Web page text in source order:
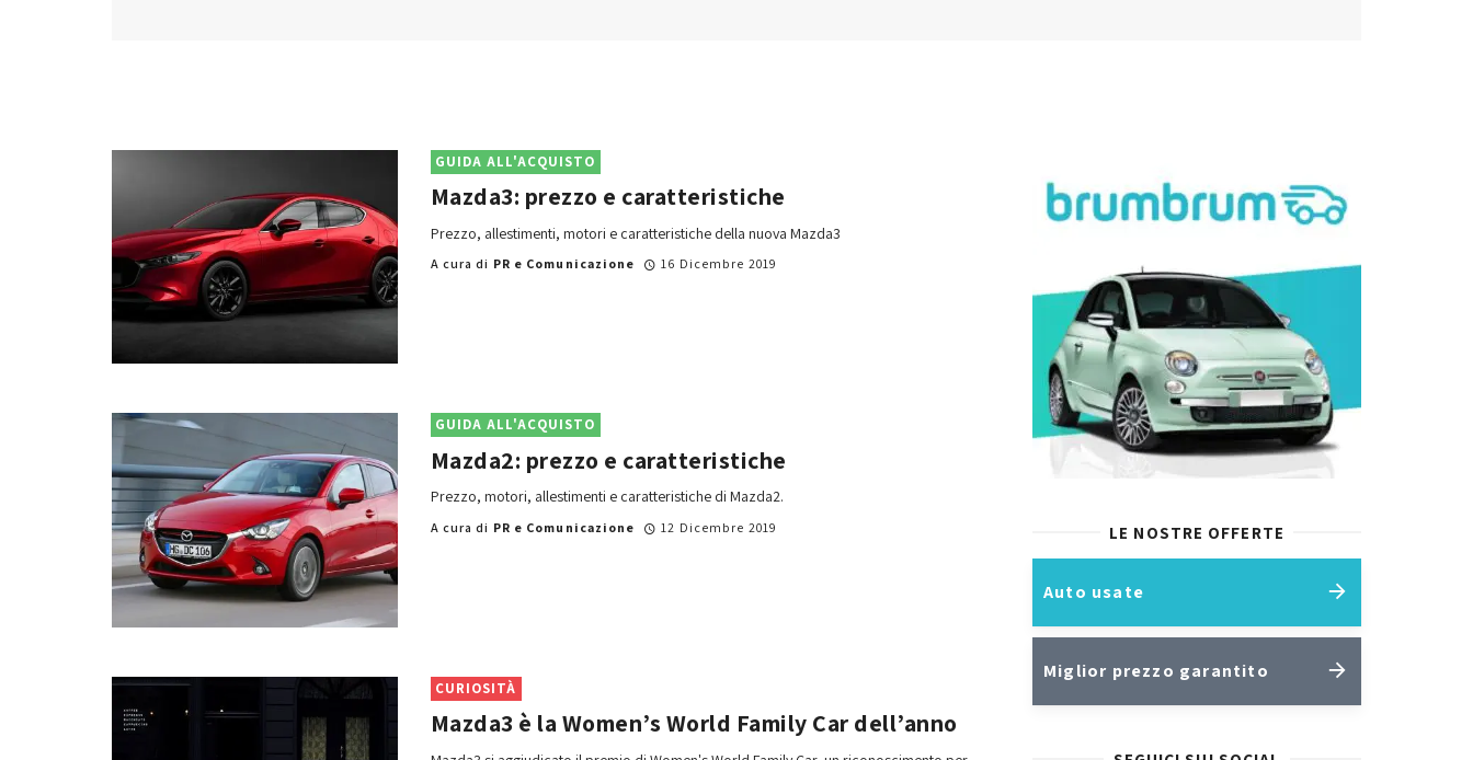
GUIDA ALL'ACQUISTO
Mazda3: prezzo e caratteristiche
Prezzo, allestimenti, motori e caratteristiche della nuova Mazda3
A cura di PR e Comunicazione 16 Dicembre 2019
GUIDA ALL'ACQUISTO
Mazda2: prezzo e caratteristiche
Prezzo, motori, allestimenti e caratteristiche di Mazda2.
A cura di PR e Comunicazione 12 Dicembre 2019
CURIOSITÀ
Mazda3 è la Women’s World Family Car dell’anno
LE NOSTRE OFFERTE
Auto usate
Miglior prezzo garantito